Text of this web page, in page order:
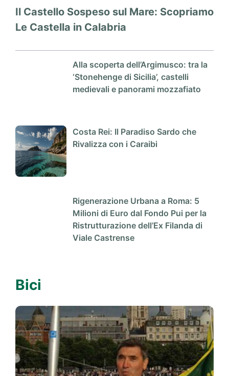
Il Castello Sospeso sul Mare: Scopriamo
Le Castella in Calabria
Alla scoperta dell’Argimusco: tra la
‘Stonehenge di Sicilia’, castelli
medievali e panorami mozzafiato
Costa Rei: Il Paradiso Sardo che
Rivalizza con i Caraibi
Rigenerazione Urbana a Roma: 5
Milioni di Euro dal Fondo Pui per la
Ristrutturazione dell’Ex Filanda di
Viale Castrense
Bici